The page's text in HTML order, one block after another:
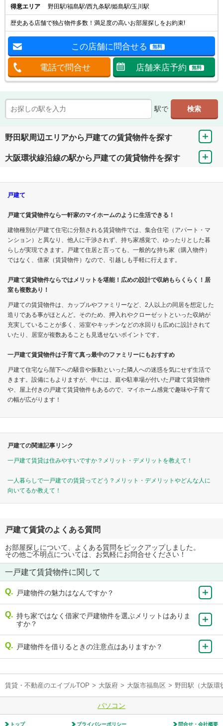
得意エリア 野田駅/福島駅/西九条駅/姫島駅/玉川駅
歴史ある店舗で独占物件多数！満足度の高いお部屋探しをお約束!
この店舗に問合せる 無料
電話で問合せ 店舗来店予約 無料
駅で
野田駅周辺エリアから戸建ての賃貸物件を探す
大阪環状線沿線の駅から戸建ての賃貸物件を探す
戸建て
戸建て賃貸物件なら一軒家のマイホームのように生活できる！
建物種別が戸建て住宅に分類される賃貸物件では、集合住宅（アパート・マ
ンション）と異なり、他人に干渉されず、持ち家感覚で、ゆったりとした暮
らしが実現できます。戸建て住居と言っても、一般的な持ち家（購入物件）
ではなく、借家（賃貸物件）なので、引越しも手軽に行えます。
戸建て賃貸物件ならではメリットを堪能！広めの設計で収納もらくらく！居
室も複数あり！
戸建ての賃貸物件は、カップルやファミリーなど、2人以上の同居を想定した
造りである事がほとんど。そのため、押入れやクローゼットといった収納が
充実していることが多く、浴室やキッチンなどの水回りも広めに設計されて
いたり、居室が複数あることも見逃せないポイントです。
一戸建て賃貸物件は子育て真っ最中のファミリーにもおすすめ
戸建て住宅なら階下への騒音や振動といった隣人への迷惑を気にせず生活で
きます。設備にもよりますが、中には、庭や駐車場が付いた戸建て賃貸物件
や、屋上付きの戸建て賃貸物件もあるので、マイホーム感覚で趣味や子育て
の幅が広がります！
戸建ての関連記事リンク
一戸建て賃貸は住みやすいですか？メリット・デメリットを教えて！
一人暮らしで一戸建ての賃貸ってどう？メリット・デメリットやどんな人に
向いてるか教えて！
戸建て賃貸のよくある質問
お部屋探しについて、よくある質問をピックアップしました。
その他ご不明点については、お気軽にお問合せください！
一戸建て賃貸物件に関して
戸建物件の魅力はなんですか？
持ち家ではなく借家で戸建物件を選ぶメリットはありま
すか？
戸建物件を借りるときの注意点はありますか？
賃貸・不動産のエイブルTOP > 大阪府 > 大阪市福島区 > 野田駅（大阪環
パソコン
トップ プライバシーポリシー 問合せ・会社概要